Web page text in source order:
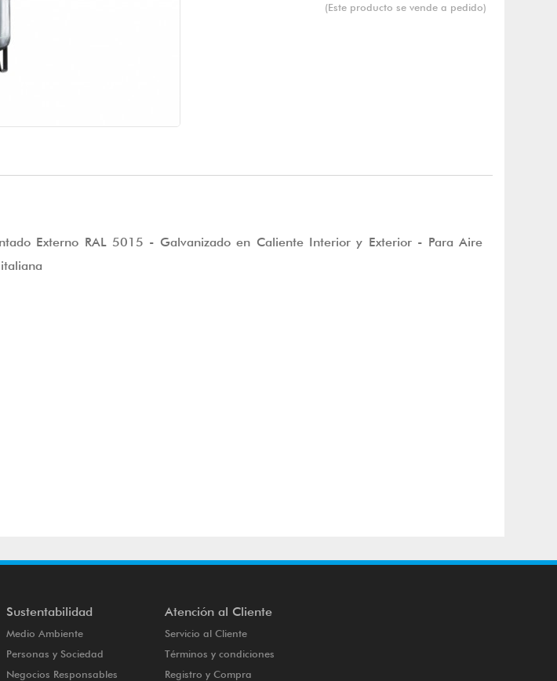
(Este producto se vende a pedido)
Externo RAL 5015 - Galvanizado en Caliente Interior y Exterior - Para Aire
Sustentabilidad
Medio Ambiente
Personas y Sociedad
Negocios Responsables
Atención al Cliente
Servicio al Cliente
Términos y condiciones
Registro y Compra